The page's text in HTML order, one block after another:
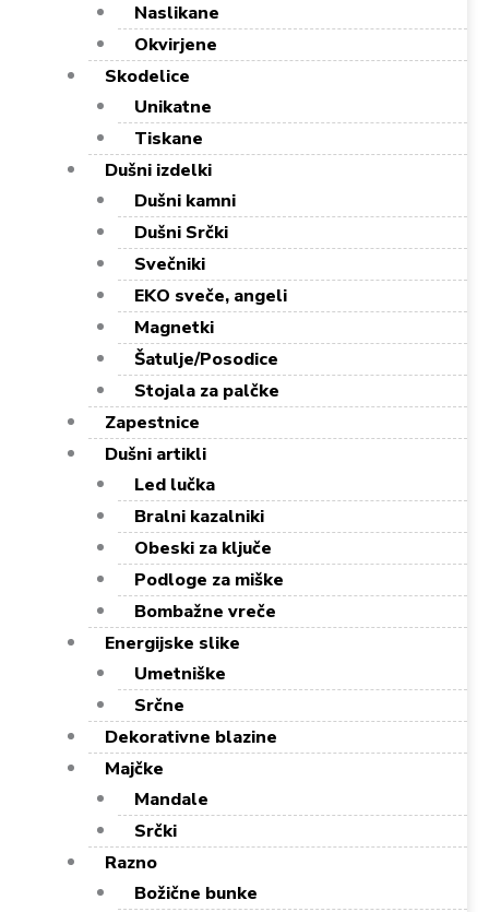
Naslikane
Okvirjene
Skodelice
Unikatne
Tiskane
Dušni izdelki
Dušni kamni
Dušni Srčki
Svečniki
EKO sveče, angeli
Magnetki
Šatulje/Posodice
Stojala za palčke
Zapestnice
Dušni artikli
Led lučka
Bralni kazalniki
Obeski za ključe
Podloge za miške
Bombažne vreče
Energijske slike
Umetniške
Srčne
Dekorativne blazine
Majčke
Mandale
Srčki
Razno
Božične bunke